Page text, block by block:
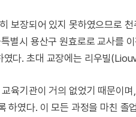
보장되어 있지 못하였으므로
별시 용산구 원효로로 교사를
다. 초대 교장에는 리우빌
육기관이 거의 없었기 때문이
하였다. 이 모든 과정을 마친